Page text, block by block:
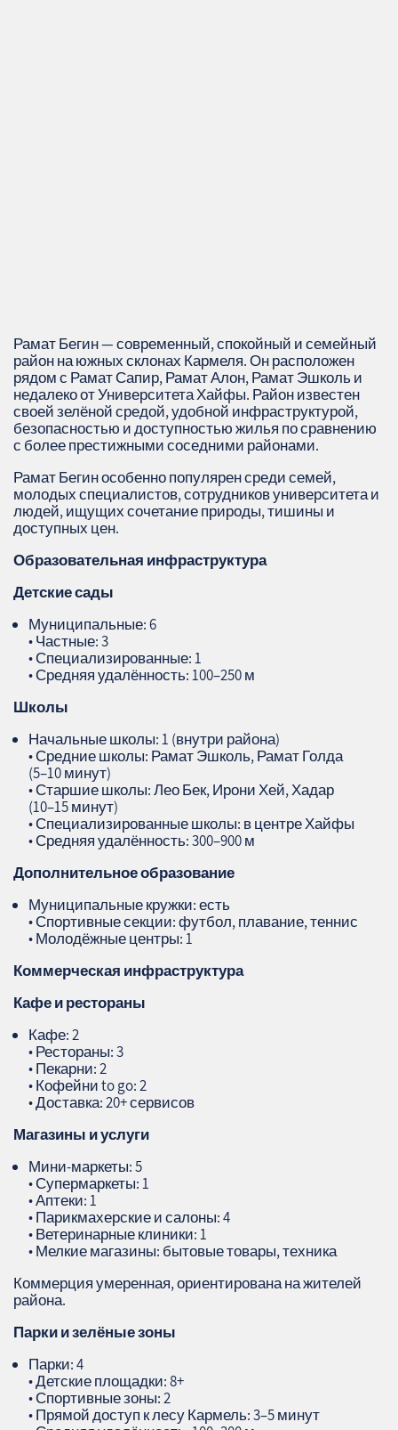
Рамат Бегин — современный, спокойный и семейный
район на южных склонах Кармеля. Он расположен
рядом с Рамат Сапир, Рамат Алон, Рамат Эшколь и
недалеко от Университета Хайфы. Район известен
своей зелёной средой, удобной инфраструктурой,
безопасностью и доступностью жилья по сравнению
с более престижными соседними районами.
Рамат Бегин особенно популярен среди семей,
молодых специалистов, сотрудников университета и
людей, ищущих сочетание природы, тишины и
доступных цен.
Образовательная инфраструктура
Детские сады
Муниципальные: 6
• Частные: 3
• Специализированные: 1
• Средняя удалённость: 100–250 м
Школы
Начальные школы: 1 (внутри района)
• Средние школы: Рамат Эшколь, Рамат Голда
(5–10 минут)
• Старшие школы: Лео Бек, Ирони Хей, Хадар
(10–15 минут)
• Специализированные школы: в центре Хайфы
• Средняя удалённость: 300–900 м
Дополнительное образование
Муниципальные кружки: есть
• Спортивные секции: футбол, плавание, теннис
• Молодёжные центры: 1
Коммерческая инфраструктура
Кафе и рестораны
Кафе: 2
• Рестораны: 3
• Пекарни: 2
• Кофейни to go: 2
• Доставка: 20+ сервисов
Магазины и услуги
Мини‑маркеты: 5
• Супермаркеты: 1
• Аптеки: 1
• Парикмахерские и салоны: 4
• Ветеринарные клиники: 1
• Мелкие магазины: бытовые товары, техника
Коммерция умеренная, ориентирована на жителей
района.
Парки и зелёные зоны
Парки: 4
• Детские площадки: 8+
• Спортивные зоны: 2
• Прямой доступ к лесу Кармель: 3–5 минут